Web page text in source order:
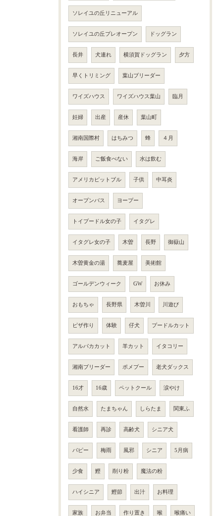
ソレイユの丘リニューアル
ソレイユの丘プレオープン ドッグラン
長井 犬連れ 横須賀ドッグラン 夕方
早くトリミング 葉山ブリーダー
ワイズハウス ワイズハウス葉山 臨月
妊婦 出産 産休 葉山町
湘南国際村 はちみつ 蜂 ４月
海岸 ご飯食べない 水は飲む
アメリカピットブル 子供 中耳炎
オープンバス ヨープー
トイプードル女の子 イタグレ
イタグレ女の子 木曽 長野 御嶽山
木曽黄金の湯 蕎麦屋 美術館
ゴールデンウィーク GW お休み
おもちゃ 長野県 木曽川 川遊び
ピザ作り 体験 仔犬 プードルカット
アルパカカット 羊カット イタコリー
湘南ブリーダー ポメプー 老犬ダックス
16才 16歳 ペットクール 涙やけ
自然水 たまちゃん しらたま 関東ふ
看護師 再診 高齢犬 シニア犬
パピー 梅雨 風邪 シニア 5月病
少食 鰹 削り粉 魔法の粉
ハイシニア 鰹節 出汁 お料理
家族 お弁当 作り置き 喉 喉痛い